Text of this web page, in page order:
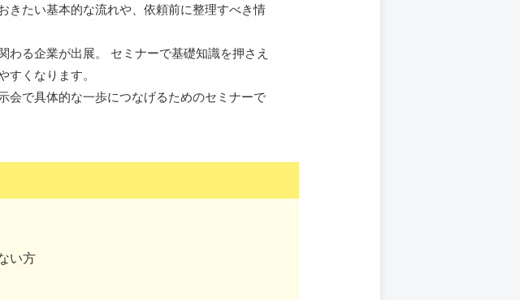
きたい基本的な流れや、依頼前に整理すべき情
わる企業が出展。 セミナーで基礎知識を押さえ
すくなります。
会で具体的な一歩につなげるためのセミナーで
い方